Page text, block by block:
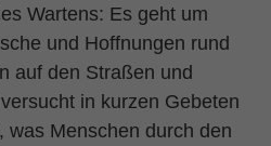
Wartens: Es geht um
und Hoffnungen rund
auf den Straßen und
in kurzen Gebeten
was Menschen durch den